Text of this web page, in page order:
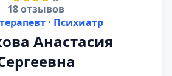
18 отзывов
· Психиатр
Анастасия